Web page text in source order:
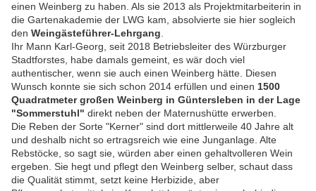
einen Weinberg zu haben. Als sie 2013 als Projektmitarbeiterin in
die Gartenakademie der LWG kam, absolvierte sie hier sogleich
den Weingästeführer-Lehrgang
Ihr Mann Karl-Georg, seit 2018 Betriebsleiter des Würzburger
Stadtforstes, habe damals gemeint, es wär doch viel
authentischer, wenn sie auch einen Weinberg hätte. Diesen
Wunsch konnte sie sich schon 2014 erfüllen und einen 1500
Quadratmeter großen Weinberg in Güntersleben in der Lage
"Sommerstuhl" direkt neben der Maternushütte erwerben.
Die Reben der Sorte "Kerner" sind dort mittlerweile 40 Jahre alt
und deshalb nicht so ertragsreich wie eine Junganlage. Alte
Rebstöcke, so sagt sie, würden aber einen gehaltvolleren Wein
ergeben. Sie hegt und pflegt den Weinberg selber, schaut dass
die Qualität stimmt, setzt keine Herbizide, aber